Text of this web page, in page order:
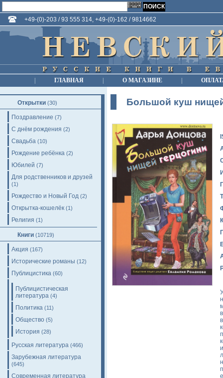
+49-(0)-203 / 93 555 314, +49-(0)-162 / 9814662
ГЛАВНАЯ О МАГАЗИНЕ
Открытки (30)
Поздравление (7)
С днём рождения (2)
Свадьба (10)
Рождение ребёнка (2)
Юбилей (7)
Для родственников и друзей
(1)
Рождество и Новый Год (2)
Открытка-кошелёк (1)
Религия (1)
Книги (10719)
Акция (167)
Исторические романы (12)
Публицистика (60)
Публицистическая
литература (4)
Политика (11)
Общество (5)
История (28)
Русская литература (466)
Зарубежная литература
(645)
Современная литература
Большой куш